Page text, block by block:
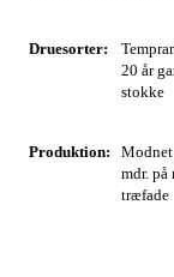
Druesorter:
20 år
stokke
Produktion:
mdr. på
træfade